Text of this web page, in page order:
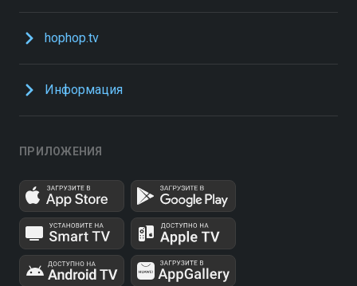
hophop.tv
Информация
ПРИЛОЖЕНИЯ